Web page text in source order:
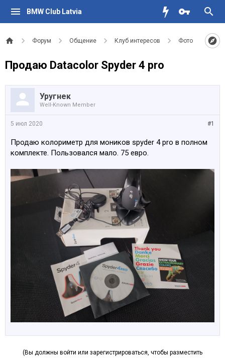
BMW Club Latvia
Форум Общение Клуб интересов Фото
Продаю Datacolor Spyder 4 pro
Уругнек
Well-Known Member
#1
5 июл 2020
Продаю колориметр для моников spyder 4 pro в полном
комплекте. Пользовался мало. 75 евро.
(Вы должны войти или зарегистрироваться, чтобы разместить